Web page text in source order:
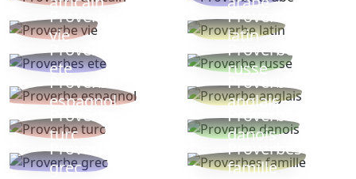
Proverbe
vie
Proverbe
latin
Proverbes
ete
Proverbe
russe
Proverbe
espagnol
Proverbe
anglais
Proverbe
turc
Proverbe
danois
Proverbe
grec
Proverbes
famille